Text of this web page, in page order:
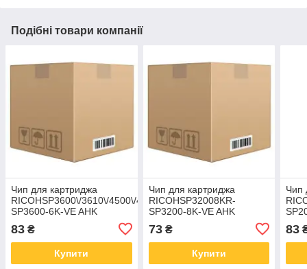
Подібні товари компанії
Чип для картриджа
RICOHSP3600\/3610\/4500\/4510,6KR-
SP3600-6K-VE AHK
83 ₴
Купити
Чип для картриджа
RICOHSP32008KR-
SP3200-8K-VE AHK
73₴
Купити
Чип
83